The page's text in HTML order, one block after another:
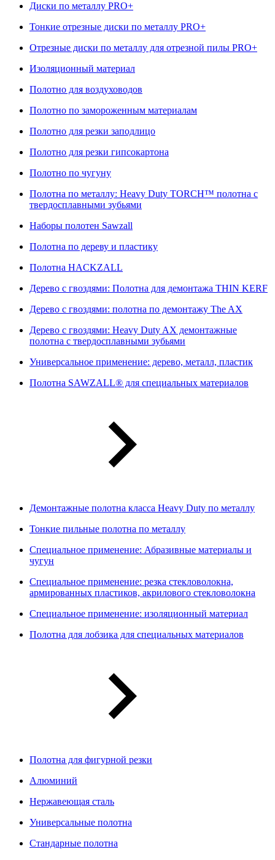
Диски по металлу PRO+
Тонкие отрезные диски по металлу PRO+
Отрезные диски по металлу для отрезной пилы PRO+
Изоляционный материал
Полотно для воздуховодов
Полотно по замороженным материалам
Полотно для резки заподлицо
Полотно для резки гипсокартона
Полотно по чугуну
Полотна по металлу: Heavy Duty TORCH™ полотна с
твердосплавными зубьями
Наборы полотен Sawzall
Полотна по дереву и пластику
Полотна HACKZALL
Дерево с гвоздями: Полотна для демонтажа THIN KERF
Дерево с гвоздями: полотна по демонтажу The AX
Дерево с гвоздями: Heavy Duty AX демонтажные
полотна с твердосплавными зубьями
Универсальное применение: дерево, металл, пластик
Полотна SAWZALL® для специальных материалов
Демонтажные полотна класса Heavy Duty по металлу
Тонкие пильные полотна по металлу
Специальное применение: Абразивные материалы и
чугун
Специальное применение: резка стекловолокна,
армированных пластиков, акрилового стекловолокна
Специальное применение: изоляционный материал
Полотна для лобзика для специальных материалов
Полотна для фигурной резки
Алюминий
Нержавеющая сталь
Универсальные полотна
Стандарные полотна